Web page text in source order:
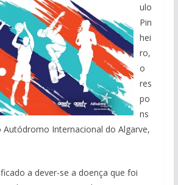
ulo
Pin
hei
ro,
o
res
po
ns
Autódromo Internacional do Algarve,
a dever-se a doença que foi